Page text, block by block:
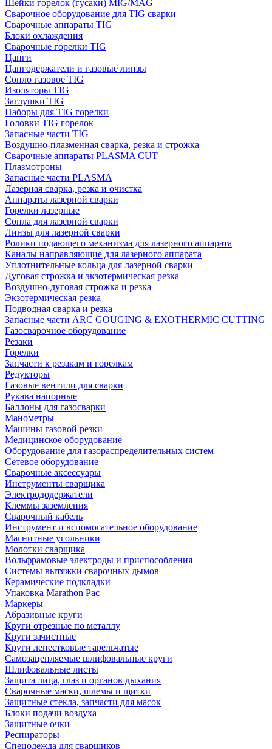
Шейки горелок (гусаки) MIG/MAG
Сварочное оборудование для TIG сварки
Сварочные аппараты TIG
Блоки охлаждения
Сварочные горелки TIG
Цанги
Цангодержатели и газовые линзы
Сопло газовое TIG
Изоляторы TIG
Заглушки TIG
Наборы для TIG горелки
Головки TIG горелок
Запасные части TIG
Воздушно-плазменная сварка, резка и строжка
Сварочные аппараты PLASMA CUT
Плазмотроны
Запасные части PLASMA
Лазерная сварка, резка и очистка
Аппараты лазерной сварки
Горелки лазерные
Сопла для лазерной сварки
Линзы для лазерной сварки
Ролики подающего механизма для лазерного аппарата
Каналы направляющие для лазерного аппарата
Уплотнительные кольца для лазерной сварки
Дуговая строжка и экзотермическая резка
Воздушно-дуговая строжка и резка
Экзотермическая резка
Подводная сварка и резка
Запасные части ARC GOUGING & EXOTHERMIC CUTTING
Газосварочное оборудование
Резаки
Горелки
Запчасти к резакам и горелкам
Редукторы
Газовые вентили для сварки
Рукава напорные
Баллоны для газосварки
Манометры
Машины газовой резки
Медицинское оборудование
Оборудование для газораспределительных систем
Сетевое оборудование
Сварочные аксессуары
Инструменты сварщика
Электрододержатели
Клеммы заземления
Сварочный кабель
Инструмент и вспомогательное оборудование
Магнитные угольники
Молотки сварщика
Вольфрамовые электроды и приспособления
Системы вытяжки сварочных дымов
Керамические подкладки
Упаковка Marathon Pac
Маркеры
Абразивные круги
Круги отрезные по металлу
Круги зачистные
Круги лепестковые тарельчатые
Самозацепляемые шлифовальные круги
Шлифовальные листы
Защита лица, глаз и органов дыхания
Сварочные маски, шлемы и щитки
Защитные стекла, запчасти для масок
Блоки подачи воздуха
Защитные очки
Респираторы
Спецодежда для сварщиков